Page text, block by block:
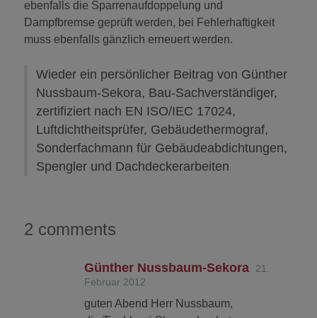
ebenfalls die Sparrenaufdoppelung und
Dampfbremse geprüft werden, bei Fehlerhaftigkeit
muss ebenfalls gänzlich erneuert werden.
Wieder ein persönlicher Beitrag von Günther
Nussbaum-Sekora, Bau-Sachverständiger,
zertifiziert nach EN ISO/IEC 17024,
Luftdichtheitsprüfer, Gebäudethermograf,
Sonderfachmann für Gebäudeabdichtungen,
Spengler und Dachdeckerarbeiten
2 comments
Günther Nussbaum-Sekora
21.
Februar 2012
guten Abend Herr Nussbaum,